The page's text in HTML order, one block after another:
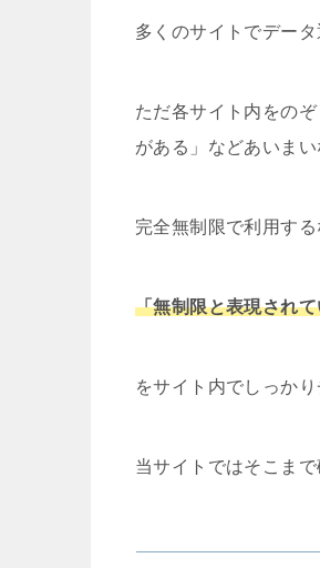
多くのサイトでデー
ただ各サイト内をの
がある」などあいまい
完全無制限で利用す
「無制限と表現され
をサイト内でしっか
当サイトではそこま